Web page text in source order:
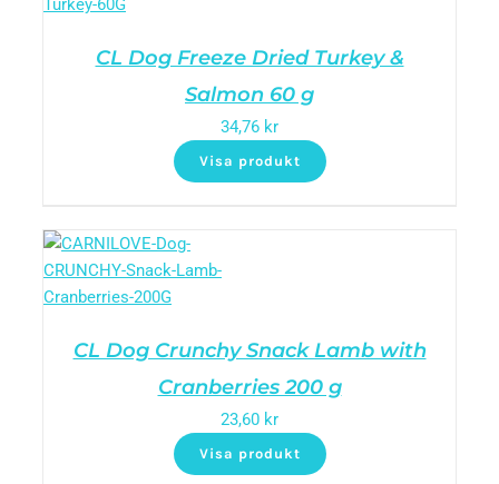
CL Dog Freeze Dried Turkey &
Salmon 60 g
34,76 kr
Visa produkt
CL Dog Crunchy Snack Lamb with
Cranberries 200 g
23,60 kr
Visa produkt